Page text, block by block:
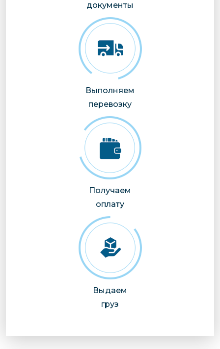
документы
Выполняем
перевозку
Получаем
оплату
Выдаем
груз